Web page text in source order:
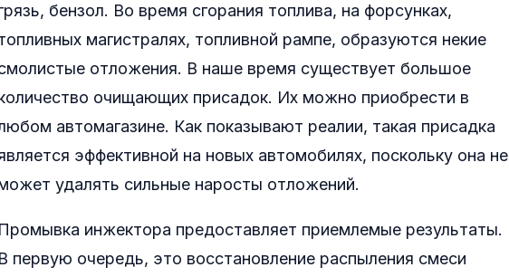
бензол. Во время сгорания топлива, на форсунках,
магистралях, топливной рампе, образуются некие
отложения. В наше время существует большое
очищающих присадок. Их можно приобрести в
автомагазине. Как показывают реалии, такая присадка
эффективной на новых автомобилях, поскольку она не
удалять сильные наросты отложений.
Промывка инжектора предоставляет приемлемые результаты.
В первую очередь, это восстановление распыления смеси